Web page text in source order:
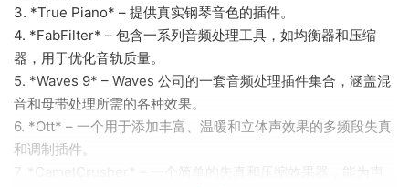
3. *True Piano* – 提供真实钢琴音色的插件。
4. *FabFilter* – 包含一系列音频处理工具，如均衡器和压缩
器，用于优化音轨质量。
5. *Waves 9* – Waves 公司的一套音频处理插件集合，涵盖混
音和母带处理所需的各种效果。
6. *Ott* – 一个用于添加丰富、温暖和立体声效果的多频段失真
和调制插件。
7. *CamelCrusher* – 一个简单的失真和压缩效果器，能为声